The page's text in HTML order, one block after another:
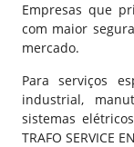
Empresas que
com maior
mercado.
Para serviços
industrial,
sistemas
TRAFO SERVICE